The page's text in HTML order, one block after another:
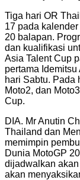
Tiga hari OR
17 pada
20 balapan.
dan kualifikasi
Asia Talent Cup
pertama
hari Sabtu. Pada
Moto2, dan
Cup.
DIA. Mr Anutin
Thailand dan
memimpin
Dunia MotoGP
dijadwalkan
akan